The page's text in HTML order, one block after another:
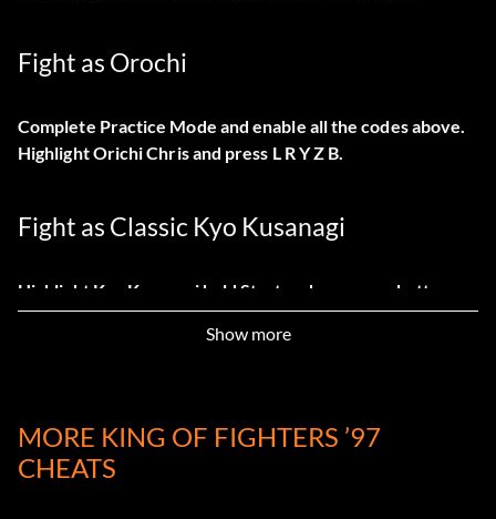
Fight as Orochi
Complete Practice Mode and enable all the codes above.
Highlight Orichi Chris and press L R Y Z B.
Fight as Classic Kyo Kusanagi
Highlight Kyo Kusanagi hold Start and press any button.
Show more
MORE KING OF FIGHTERS ’97
CHEATS